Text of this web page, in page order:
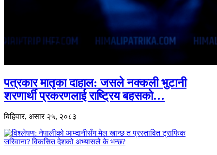
पत्रकार मातृका दाहाल: जसले नक्कली भुटानी
शरणार्थी प्रकरणलाई राष्ट्रिय बहसको…
बिहिवार, असार २५, २०८३